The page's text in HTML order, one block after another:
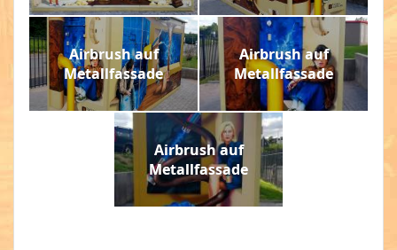
Airbrush auf
Metallfassade
Airbrush auf
Metallfassade
Airbrush auf
Metallfassade